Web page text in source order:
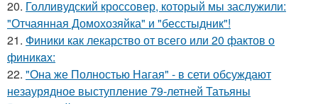
20. Голливудский кроссовер, который мы заслужили:
"Отчаянная Домохозяйка" и "бесстыдник"!
21. Финики как лекарство от всего или 20 фактов о
финикaх:
22. "Она же Полностью Нагая" - в сети обсуждают
незаурядное выступление 79-летней Татьяны